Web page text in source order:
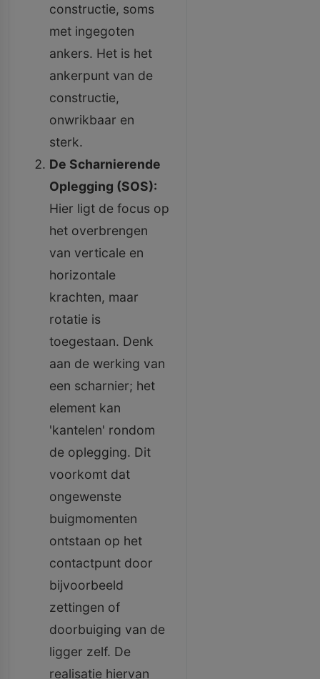
constructie, soms
met ingegoten
ankers. Het is het
ankerpunt van de
constructie,
onwrikbaar en
sterk.
De Scharnierende
Oplegging (SOS):
Hier ligt de focus op
het overbrengen
van verticale en
horizontale
krachten, maar
rotatie is
toegestaan. Denk
aan de werking van
een scharnier; het
element kan
'kantelen' rondom
de oplegging. Dit
voorkomt dat
ongewenste
buigmomenten
ontstaan op het
contactpunt door
bijvoorbeeld
zettingen of
doorbuiging van de
ligger zelf. De
realisatie hiervan